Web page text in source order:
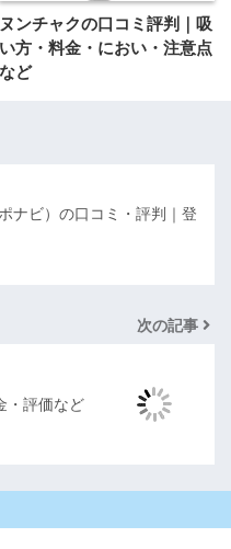
ヌンチャクの口コミ評判｜吸
い方・料金・におい・注意点
など
ナビ）の口コミ・評判｜登
次の記事
・評価など